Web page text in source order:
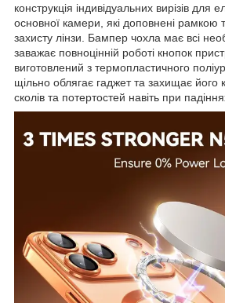
конструкція індивідуальних вирізів для
основної камери, які доповнені рамкою
захисту лінзи. Бампер чохла має всі
заважає повноцінній роботі кнопок
виготовлений з термопластичного
щільно облягає гаджет та захищає його
сколів та потертостей навіть при